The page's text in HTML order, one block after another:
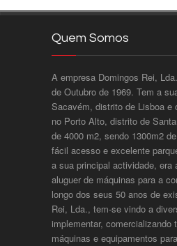
Quem Somos
A empresa Domingos Rei,
de Outubro de 1969. Tem a
Sacavém, distrito de Lisboa e
no Porto Alto, distrito de
de 4000 m2, sendo 1300m2
fácil acesso e excelente
a sua principal actividade, era
aluguer de máquinas para a
longo dos seus 50 anos de
Rei, Lda., tem-se vindo a
implementar, comercializando
máquinas e equipamentos